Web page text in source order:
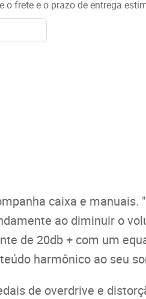
o frete e o prazo de entrega
caixa e manuais.
ao diminuir o
de 20db + com um
harmônico ao seu
de overdrive e